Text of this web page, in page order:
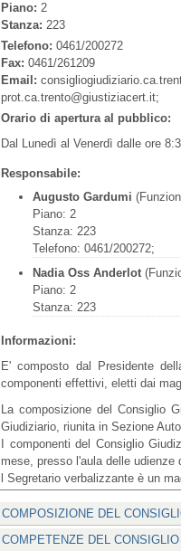
Piano: 2
Stanza: 223
Telefono: 0461/200272
Fax: 0461/261209
Email:
prot.ca.trento@giustiziacert.it;
Orario di apertura al pubblico:
Dal Lunedì al Venerdì dalle ore
Responsabile:
Augusto Gardumi
Piano: 2
Stanza: 223
Telefono: 0461/200272;
Nadia Oss Anderlot
Piano: 2
Stanza: 223
Informazioni:
E' composto dal Presidente
componenti effettivi, eletti dai
La composizione del Consiglio
Giudiziario, riunita in Sezione
I componenti del Consiglio
mese, presso l'aula delle
l Segretario verbalizzante è un
COMPOSIZIONE DEL
COMPETENZE DEL CONSIGLIO